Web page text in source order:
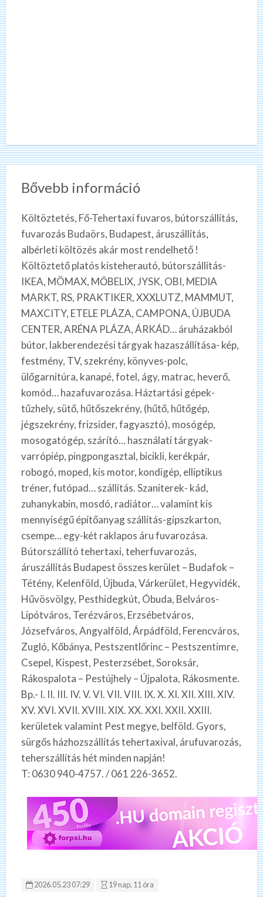
Bővebb információ
Költöztetés, Fő-Tehertaxi fuvaros, bútorszállítás,
fuvarozás Budaörs, Budapest, áruszállítás,
albérleti költözés akár most rendelhető !
Költöztető platós kisteherautó, bútorszállítás-
IKEA, MÖMAX, MŐBELIX, JYSK, OBI, MEDIA
MARKT, RS, PRAKTIKER, XXXLUTZ, MAMMUT,
MAXCITY, ETELE PLÁZA, CAMPONA, ÚJBUDA
CENTER, ARÉNA PLÁZA, ÁRKÁD… áruházakból
bútor, lakberendezési tárgyak hazaszállítása- kép,
festmény, TV, szekrény, könyves-polc,
ülőgarnitúra, kanapé, fotel, ágy, matrac, heverő,
komód… hazafuvarozása. Háztartási gépek-
tűzhely, sütő, hűtőszekrény, (hűtő, hűtőgép,
jégszekrény, frizsider, fagyasztó), mosógép,
mosogatógép, szárító… használati tárgyak-
varrópiép, pingpongasztal, bicikli, kerékpár,
robogó, moped, kis motor, kondigép, elliptikus
tréner, futópad… szállítás. Szaniterek- kád,
zuhanykabin, mosdó, radiátor… valamint kis
mennyiségű építőanyag szállítás-gipszkarton,
csempe… egy-két raklapos áru fuvarozása.
Bútorszállító tehertaxi, teherfuvarozás,
áruszállítás Budapest összes kerület – Budafok –
Tétény, Kelenföld, Újbuda, Várkerület, Hegyvidék,
Hűvösvölgy, Pesthidegkút, Óbuda, Belváros-
Lipótváros, Terézváros, Erzsébetváros,
Józsefváros, Angyalföld, Árpádföld, Ferencváros,
Zugló, Kőbánya, Pestszentlőrinc – Pestszentimre,
Csepel, Kispest, Pesterzsébet, Soroksár,
Rákospalota – Pestújhely – Újpalota, Rákosmente.
Bp.- I. II. III. IV. V. VI. VII. VIII. IX. X. XI. XII. XIII. XIV.
XV. XVI. XVII. XVIII. XIX. XX. XXI. XXII. XXIII.
kerületek valamint Pest megye, belföld. Gyors,
sürgős házhozszállítás tehertaxival, árufuvarozás,
teherszállítás hét minden napján!
T: 0630 940-4757. / 061 226-3652.
2026.05.23 07:29 19 nap, 11 óra